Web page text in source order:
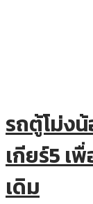
รถตู้โม่ง
เกียร์5 เ
เดิม